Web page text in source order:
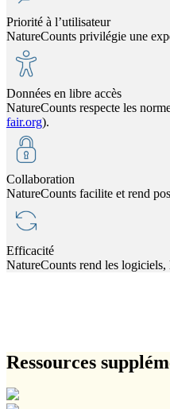
Priorité à l’utilisateur
NatureCounts privilégie une
Données en libre accès
NatureCounts respecte les
fair.org).
Collaboration
NatureCounts facilite et rend
Efficacité
NatureCounts rend les logiciels,
Ressources